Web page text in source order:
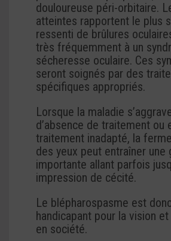
douloureuse péri-orbitaire.
atteintes rapportent le plus
ressenti de brûlures
très fréquemment à un
sécheresse oculaire. Ces
seront soignés par des
spécifiques appropriés.
Lorsque la maladie
d’absence de traitement ou
traitement inadapté, la
des yeux peut entraîner une
importante allant parfois
impression de cécité.
Le blépharospasme est
handicapant pour la vision
en société.